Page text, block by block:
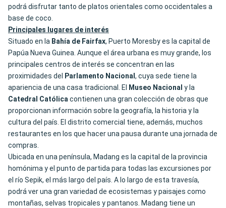
podrá disfrutar tanto de platos orientales como occidentales a
base de coco.
Principales lugares de interés
Situado en la Bahía de Fairfax, Puerto Moresby es la capital de
Papúa Nueva Guinea. Aunque el área urbana es muy grande, los
principales centros de interés se concentran en las
proximidades del
Parlamento Nacional , cuya sede tiene la
apariencia de una casa tradicional. El
Museo Nacional y la
Catedral Católicacontienen una gran colección de obras que
proporcionan información sobre la geografía, la historia y la
cultura del país. El distrito comercial tiene, además, muchos
restaurantes en los que hacer una pausa durante una jornada de
compras.
Ubicada en una península, Madang es la capital de la provincia
homónima y el punto de partida para todas las excursiones por
el río Sepik, el más largo del país. A lo largo de esta travesía,
podrá ver una gran variedad de ecosistemas y paisajes como
montañas, selvas tropicales y pantanos. Madang tiene un